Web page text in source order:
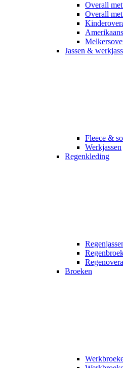
Overall
Overall
Jassen &
Fleece &
Werkjassen
Regenkleding
Broeken